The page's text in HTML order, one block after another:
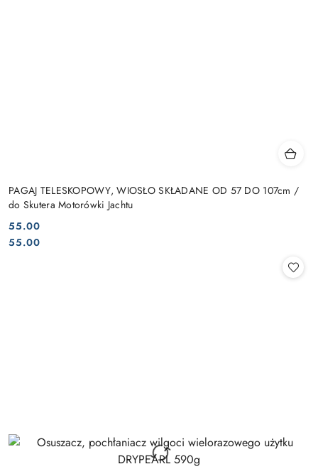
PAGAJ TELESKOPOWY, WIOSŁO SKŁADANE OD 57 DO 107cm /
do Skutera Motorówki Jachtu
Cena:
55.00
Cena:
55.00